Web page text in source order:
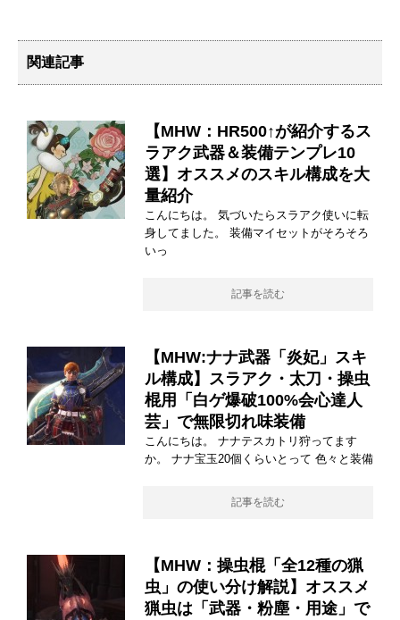
関連記事
【MHW：HR500↑が紹介するス
ラアク武器＆装備テンプレ10
選】オススメのスキル構成を大
量紹介
こんにちは。 気づいたらスラアク使いに転
身してました。 装備マイセットがそろそろ
いっ
記事を読む
【MHW:ナナ武器「炎妃」スキ
ル構成】スラアク・太刀・操虫
棍用「白ゲ爆破100%会心達人
芸」で無限切れ味装備
こんにちは。 ナナテスカトリ狩ってます
か。 ナナ宝玉20個くらいとって 色々と装備
記事を読む
【MHW：操虫棍「全12種の猟
虫」の使い分け解説】オススメ
猟虫は「武器・粉塵・用途」で